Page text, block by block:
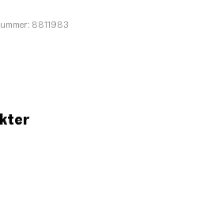
8811983